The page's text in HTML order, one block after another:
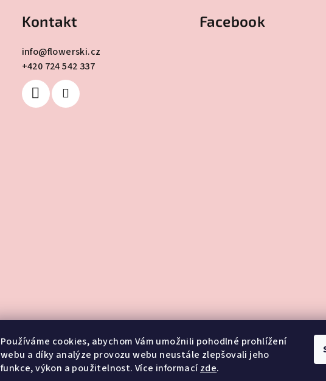
Používáme cookies, abychom Vám umožnili pohodlné prohlížení
webu a díky analýze provozu webu neustále zlepšovali jeho
funkce, výkon a použitelnost. Více informacízde.
Kontakt
info@flowerski.cz
+420 724 542 337
Facebook